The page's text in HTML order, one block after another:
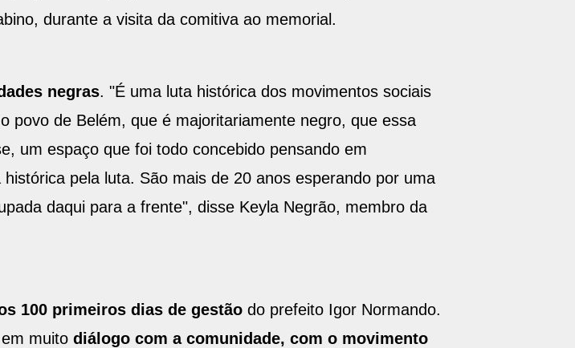
durante a visita da comitiva ao memorial.
negras. "É uma luta histórica dos movimentos sociais
povo de Belém, que é majoritariamente negro, que essa
um espaço que foi todo concebido pensando em
pela luta. São mais de 20 anos esperando por uma
daqui para a frente", disse Keyla Negrão, membro da
100 primeiros dias de gestãodo prefeito Igor Normando.
muito diálogo com a comunidade, com o movimento